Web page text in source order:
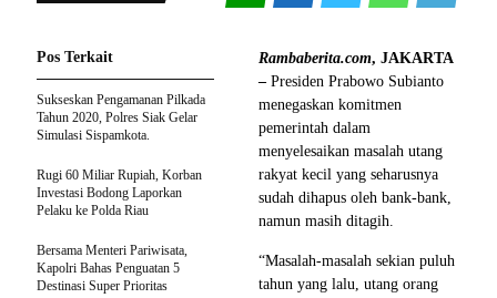
Rambaberita.com, JAKARTA
– Presiden Prabowo Subianto
menegaskan komitmen
pemerintah dalam
menyelesaikan masalah utang
rakyat kecil yang seharusnya
sudah dihapus oleh bank-bank,
namun masih ditagih.
“Masalah-masalah sekian puluh
tahun yang lalu, utang orang
Pos Terkait
Sukseskan Pengamanan Pilkada
Tahun 2020, Polres Siak Gelar
Simulasi Sispamkota.
Rugi 60 Miliar Rupiah, Korban
Investasi Bodong Laporkan
Pelaku ke Polda Riau
Bersama Menteri Pariwisata,
Kapolri Bahas Penguatan 5
Destinasi Super Prioritas